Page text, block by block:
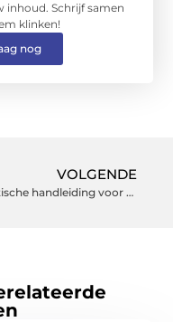
inhoud. Schrijf samen
klinken!
nog
VOLGENDE
Praktische handleiding voor een fris huis en een fijne tuin